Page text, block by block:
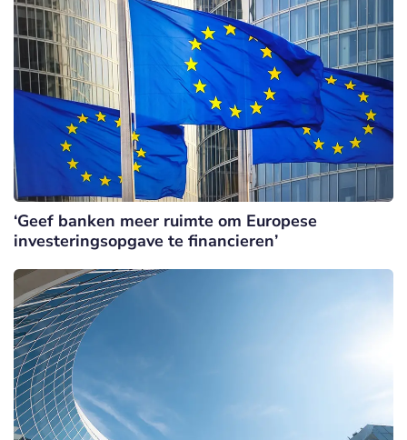
‘Geef banken meer ruimte om Europese
investeringsopgave te financieren’